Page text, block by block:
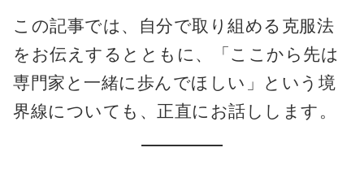
この記事では、自分で取り組める克服法
をお伝えするとともに、「ここから先は
専門家と一緒に歩んでほしい」という境
界線についても、正直にお話しします。